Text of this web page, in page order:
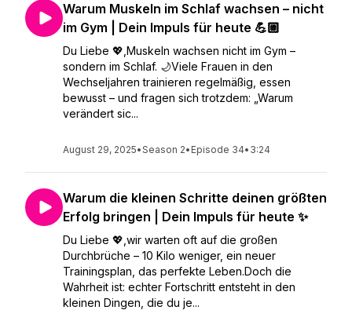
Warum Muskeln im Schlaf wachsen – nicht
im Gym | Dein Impuls für heute 💪🏼
Du Liebe 💖,Muskeln wachsen nicht im Gym –
sondern im Schlaf. 🌙Viele Frauen in den
Wechseljahren trainieren regelmäßig, essen
bewusst – und fragen sich trotzdem: „Warum
verändert sic...
August 29, 2025•Season 2• Episode 34• 3:24
Warum die kleinen Schritte deinen größten
Erfolg bringen | Dein Impuls für heute ✨
Du Liebe 💖,wir warten oft auf die großen
Durchbrüche – 10 Kilo weniger, ein neuer
Trainingsplan, das perfekte Leben.Doch die
Wahrheit ist: echter Fortschritt entsteht in den
kleinen Dingen, die du je...